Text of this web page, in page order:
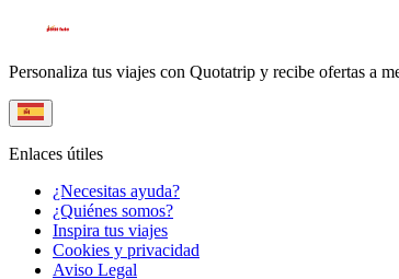
Personaliza tus viajes con Quotatrip y recibe ofertas a
Enlaces útiles
¿Necesitas ayuda?
¿Quiénes somos?
Inspira tus viajes
Cookies y privacidad
Aviso Legal